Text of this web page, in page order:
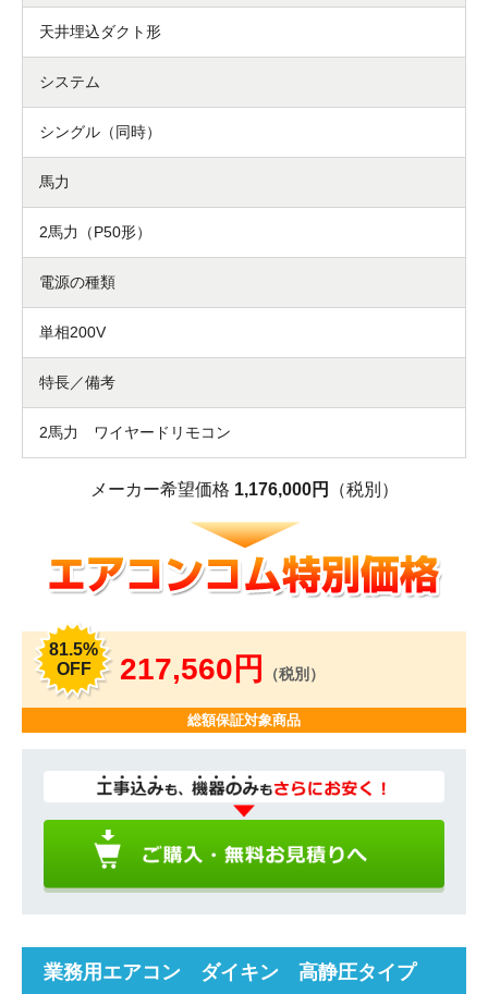
天井埋込ダクト形
システム
シングル（同時）
馬力
2馬力（P50形）
電源の種類
単相200V
特長／備考
2馬力 ワイヤードリモコン
メーカー希望価格 1,176,000円 （税別）
81.5%
OFF
217,560円 （税別）
総額保証対象商品
業務用エアコン ダイキン 高静圧タイプ